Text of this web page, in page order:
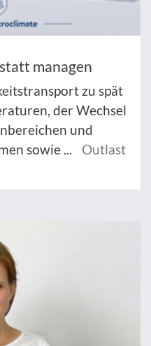
managen
zu spät
der Wechsel
und
sowie ...
Outlast